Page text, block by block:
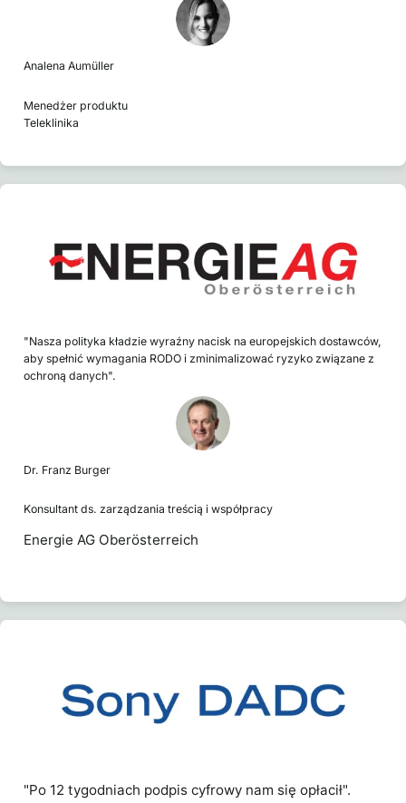
Analena Aumüller
Menedżer produktu
Teleklinika
"Nasza polityka kładzie wyraźny nacisk na europejskich dostawców,
aby spełnić wymagania RODO i zminimalizować ryzyko związane z
ochroną danych".
Dr. Franz Burger
Konsultant ds. zarządzania treścią i współpracy
Energie AG Oberösterreich
"Po 12 tygodniach podpis cyfrowy nam się opłacił".